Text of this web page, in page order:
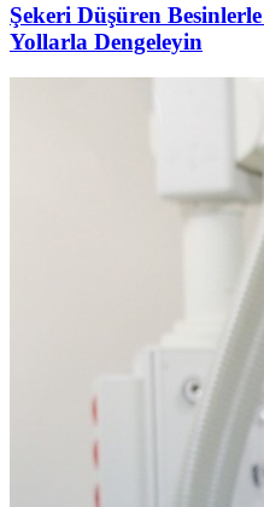
Şekeri Düşüren
Yollarla Dengeleyin